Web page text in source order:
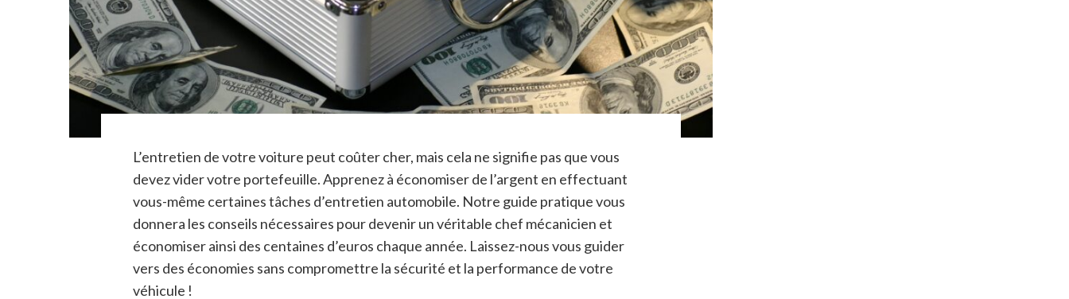
L’entretien de votre voiture peut coûter cher, mais cela ne signifie pas que vous
devez vider votre portefeuille. Apprenez à économiser de l’argent en effectuant
vous-même certaines tâches d’entretien automobile. Notre guide pratique vous
donnera les conseils nécessaires pour devenir un véritable chef mécanicien et
économiser ainsi des centaines d’euros chaque année. Laissez-nous vous guider
vers des économies sans compromettre la sécurité et la performance de votre
véhicule !